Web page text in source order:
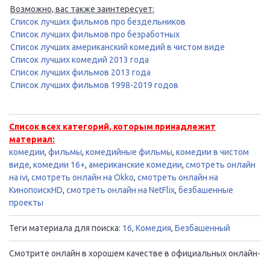
Возможно, вас также заинтересует:
Список лучших фильмов про бездельников
Список лучших фильмов про безработных
Список лучших американский комедий в чистом виде
Список лучших комедий 2013 года
Список лучших фильмов 2013 года
Список лучших фильмов 1998-2019 годов
Список всех категорий, которым принадлежит
материал:
комедии, фильмы, комедийные фильмы, комедии в чистом
виде, комедии 16+, американские комедии, смотреть онлайн
на ivi, смотреть онлайн на Okko, смотреть онлайн на
КинопоискHD, смотреть онлайн на NetFlix, безбашенные
проекты
Теги материала для поиска: 16, Комедия, Безбашенный
Смотрите онлайн в хорошем качестве в официальных онлайн-